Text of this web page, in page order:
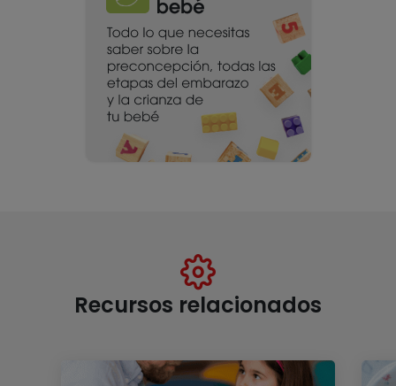
Recursos relacionados